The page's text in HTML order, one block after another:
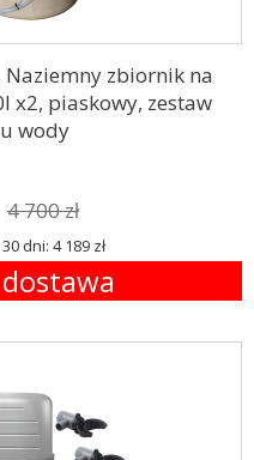
zbiornik na
x2, piaskowy, zestaw
wody
4 700 zł
dni: 4 189 zł